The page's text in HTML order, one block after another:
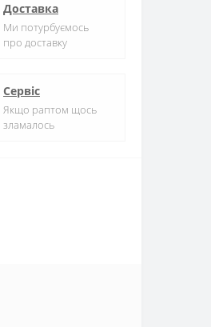
Доставка
Ми потурбуємось
про доставку
Сервіс
Якщо раптом щось
зламалось